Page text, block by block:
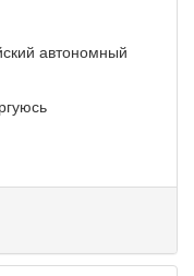
автономный